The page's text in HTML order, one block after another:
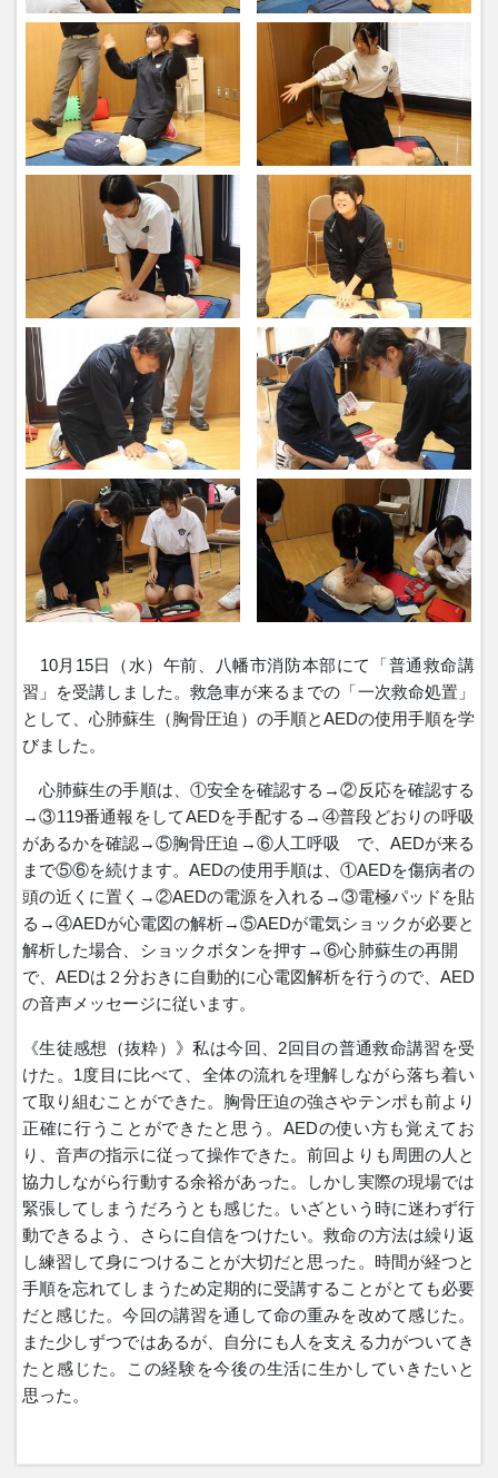
10月 15日（水）午前、八幡市消防本部にて「普通救命講
習」を受講しました。救急車が来るまでの「一次救命処置」
として、心肺蘇生（胸骨圧迫）の手順とAEDの使用手順を学
びました。
心肺蘇生の手順は、①安全を確認する→②反応を確認する
→③119番通報をしてAEDを手配する→④普段どおりの呼吸
があるかを確認→⑤胸骨圧迫→⑥人工呼吸 で、 AEDが来る
まで⑤⑥を続けます。 AEDの使用手順は、①AEDを傷病者の
頭の近くに置く→②AEDの電源を入れる→③電極パッドを貼
る→④AEDが心電図の解析→⑤AEDが電気ショックが必要と
解析した場合、ショックボタンを押す→⑥心肺蘇生の再開
で、 AEDは２分おきに自動的に心電図解析を行うので、 AED
の音声メッセージに従います。
《生徒感想（抜粋）》私は今回、 2回目の普通救命講習を受
けた。 1度目に比べて、全体の流れを理解しながら落ち着い
て取り組むことができた。胸骨圧迫の強さやテンポも前より
正確に行うことができたと思う。 AEDの使い方も覚えてお
り、音声の指示に従って操作できた。前回よりも周囲の人と
協力しながら行動する余裕があった。しかし実際の現場では
緊張してしまうだろうとも感じた。いざという時に迷わず行
動できるよう、さらに自信をつけたい。救命の方法は繰り返
し練習して身につけることが大切だと思った。時間が経つと
手順を忘れてしまうため定期的に受講することがとても必要
だと感じた。今回の講習を通して命の重みを改めて感じた。
また少しずつではあるが、自分にも人を支える力がついてき
たと感じた。この経験を今後の生活に生かしていきたいと
思った。